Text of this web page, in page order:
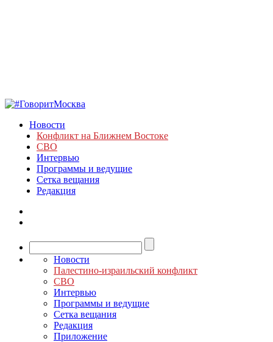
Новости
Конфликт на Ближнем Востоке
СВО
Интервью
Программы и ведущие
Сетка вещания
Редакция
Новости
Палестино-израильский конфликт
СВО
Интервью
Программы и ведущие
Сетка вещания
Редакция
Приложение